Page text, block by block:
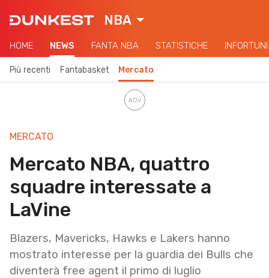
NBA
HOME NEWS FANTA NBA STATISTICHE INFORTUNI
Più recenti Fantabasket Mercato
MERCATO
Mercato NBA, quattro
squadre interessate a
LaVine
Blazers, Mavericks, Hawks e Lakers hanno
mostrato interesse per la guardia dei Bulls che
diventerà free agent il primo di luglio